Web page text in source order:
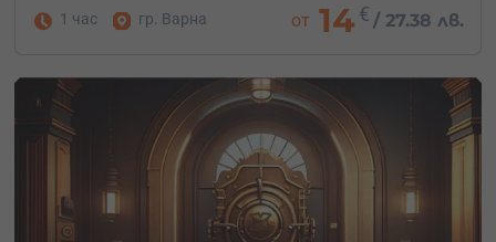
1 час гр. Варна от 14€ / 27.38 лв.